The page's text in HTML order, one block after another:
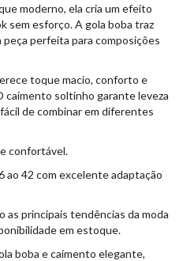
moderno, ela cria um efeito
sem esforço. A gola boba traz
perfeita para composições
toque macio, conforto e
caimento soltinho garante leveza
de combinar em diferentes
confortável.
ao 42 com excelente adaptação
as principais tendências da moda
em estoque.
boba e caimento elegante,